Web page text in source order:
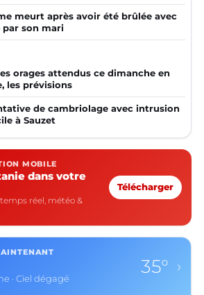
meurt après avoir été brûlée avec
par son mari
orages attendus ce dimanche en
les prévisions
de cambriolage avec intrusion
à Sauzet
MOBILE
dans votre
réel, météo &
Télécharger
· Ciel dégagé
35° ›